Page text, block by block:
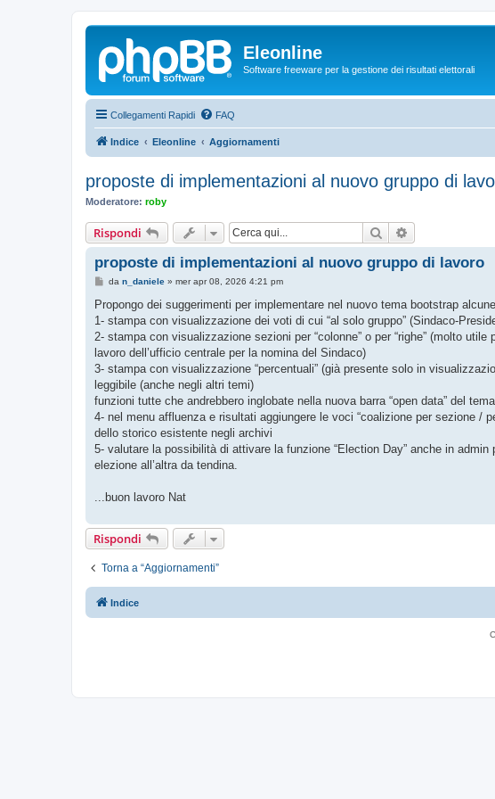
Eleonline
Software freeware per la gestione dei risultati elettorali
Collegamenti Rapidi FAQ
Indice Eleonline Aggiornamenti
proposte di implementazioni al nuovo gruppo di
Moderatore: roby
Rispondi Cerca
proposte di implementazioni al nuovo gruppo di lavoro
M
s
a
g
i
o
da n_daniele» mer apr 08, 2026 4:21 pm
Propongo dei suggerimenti per implementare nel nuovo tema bootstrap
1- stampa con visualizzazione dei voti di cui “al solo gruppo” (Sindaco-
2- stampa con visualizzazione sezioni per “colonne” o per “righe” (molto
lavoro dell’ufficio centrale per la nomina del Sindaco)
3- stampa con visualizzazione “percentuali” (già presente solo in
leggibile (anche negli altri temi)
funzioni tutte che andrebbero inglobate nella nuova barra “open data” del
4- nel menu affluenza e risultati aggiungere le voci “coalizione per sezione /
dello storico esistente negli archivi
5- valutare la possibilità di attivare la funzione “Election Day” anche in
elezione all’altra da tendina.
...buon lavoro Nat
Rispondi
Torna a “Aggiornamenti”
Indice